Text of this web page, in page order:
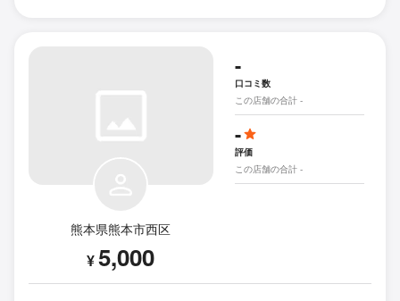
熊本県熊本市西区
¥5,000
-
口コミ数
この店舗の合計 -
-
評価
この店舗の合計 -